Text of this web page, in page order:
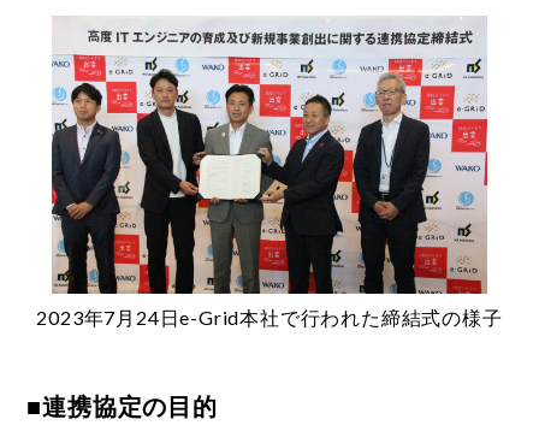
2023年7月24日e-Grid本社で行われた締結式の様子
■連携協定の目的